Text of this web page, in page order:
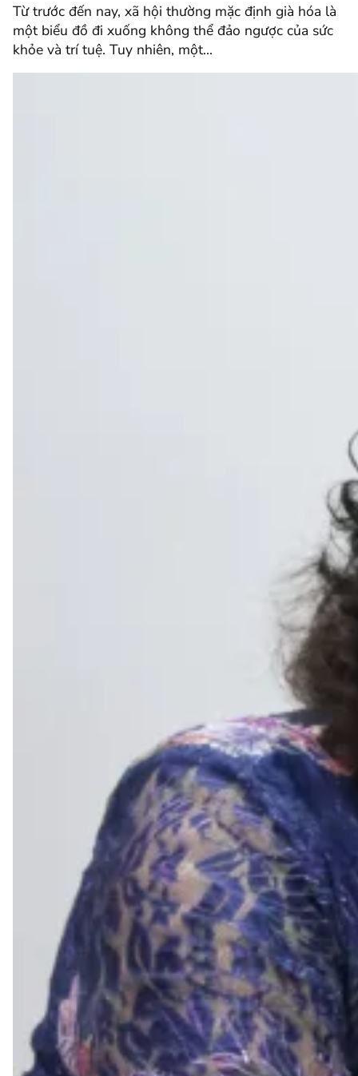
Từ trước đến nay, xã hội thường mặc định già hóa là
một biểu đồ đi xuống không thể đảo ngược của sức
khỏe và trí tuệ. Tuy nhiên, một…